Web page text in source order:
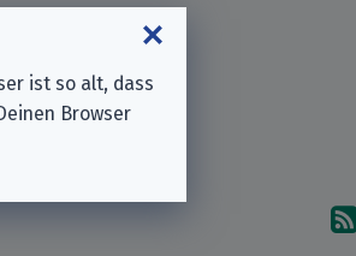
ist so alt, dass
Browser